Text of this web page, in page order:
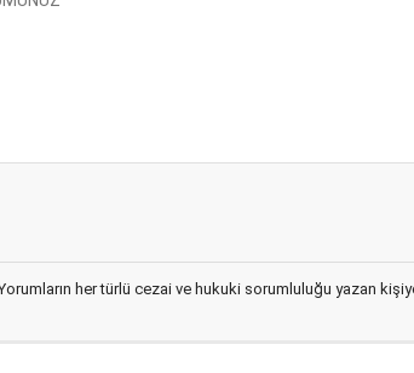
her türlü cezai ve hukuki sorumluluğu yazan